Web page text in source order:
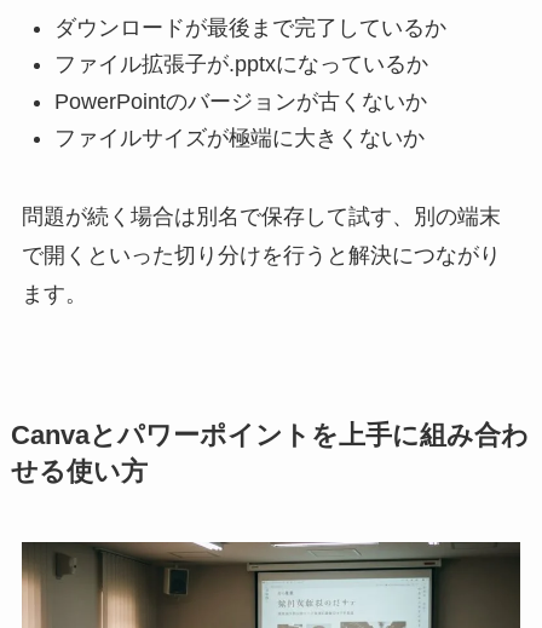
ダウンロードが最後まで完了しているか
ファイル拡張子が.pptxになっているか
PowerPointのバージョンが古くないか
ファイルサイズが極端に大きくないか
問題が続く場合は別名で保存して試す、別の端末
で開くといった切り分けを行うと解決につながり
ます。
Canvaとパワーポイントを上手に組み合わ
せる使い方